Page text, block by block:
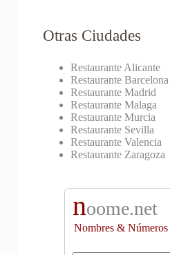
Otras Ciudades
Restaurante Alicante
Restaurante Barcelona
Restaurante Madrid
Restaurante Malaga
Restaurante Murcia
Restaurante Sevilla
Restaurante Valencia
Restaurante Zaragoza
noome.net
Nombres & Números